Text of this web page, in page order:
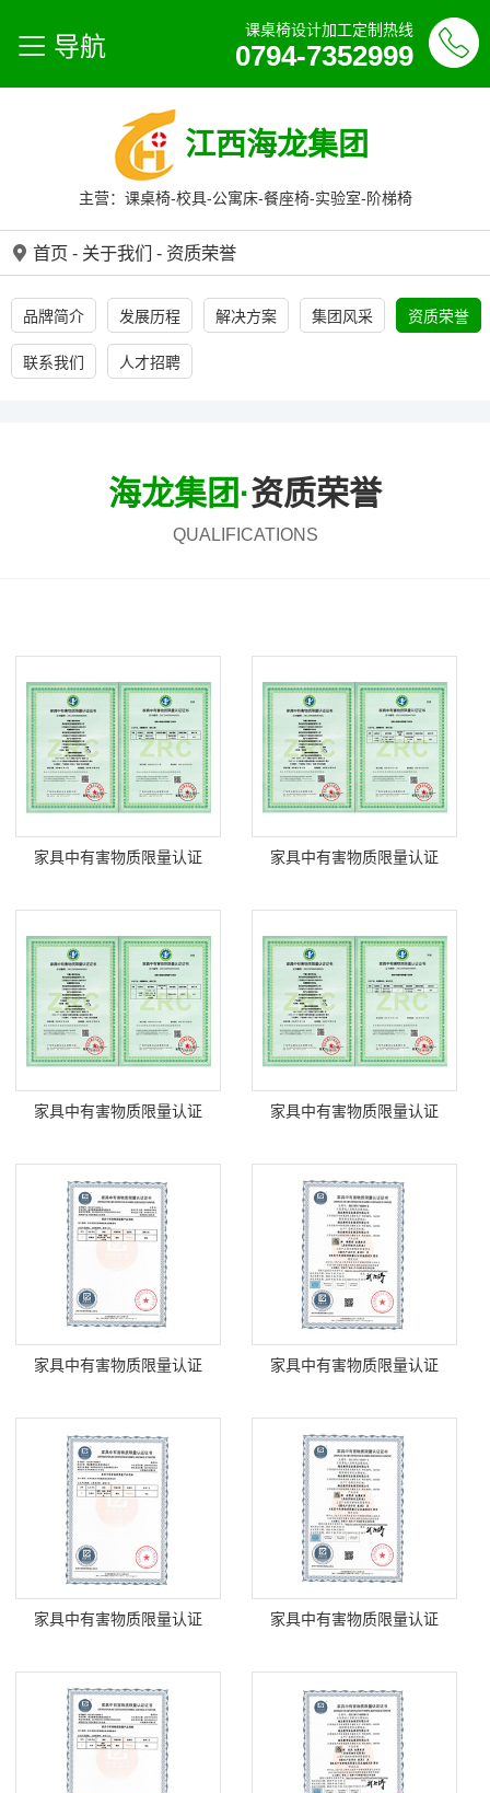
导航
课桌椅设计加工定制热线
0794-7352999
江西海龙集团
主营：课桌椅-校具-公寓床-餐座椅-实验室-阶梯椅
首页 - 关于我们 - 资质荣誉
品牌简介 发展历程 解决方案 集团风采 资质荣誉
联系我们 人才招聘
海龙集团·资质荣誉
QUALIFICATIONS
家具中有害物质限量认证 家具中有害物质限量认证
家具中有害物质限量认证 家具中有害物质限量认证
家具中有害物质限量认证 家具中有害物质限量认证
家具中有害物质限量认证 家具中有害物质限量认证